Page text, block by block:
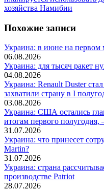
хозяйства Намибии
Похожие записи
Украина: в июне на первом
06.08.2026
Украина: для тысяч ракет
04.08.2026
Украина: Renault Duster
захватили страну в I
03.08.2026
Украина: США остались
итогам первого полугодия,
31.07.2026
Украина: что принесет
Martin?
31.07.2026
Украина: страна
производстве Patriot
28.07.2026